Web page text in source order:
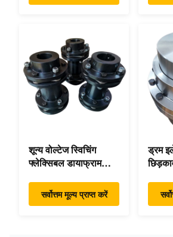
शून्य वोल्टेज स्विचिंग
फ्लेक्सिबल डायाफ्राम
हाई स्पीड
सर्वोत्तम मूल्य प्राप्त करें
ड्रम